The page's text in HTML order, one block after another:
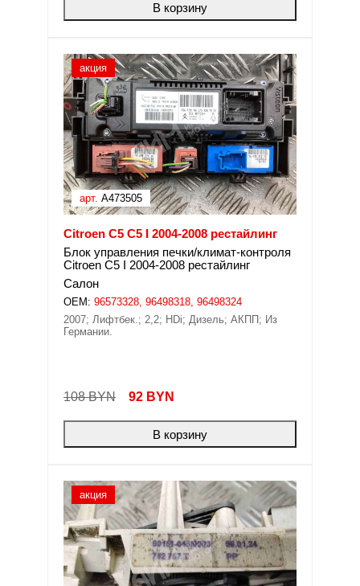
В корзину
акция
арт. A473505
Citroen C5 C5 I 2004-2008 рестайлинг
Блок управления печки/климат-контроля
Citroen C5 I 2004-2008 рестайлинг
Салон
OEM: 96573328, 96498318, 96498324
2007; Лифтбек.; 2,2; HDi; Дизель; АКПП; Из
Германии.
108 BYN 92 BYN
В корзину
акция